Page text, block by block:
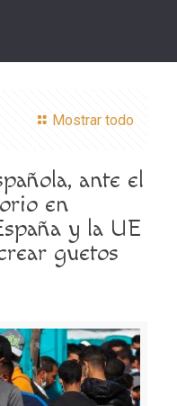
Mostrar todo
ante el
en
y la UE
guetos